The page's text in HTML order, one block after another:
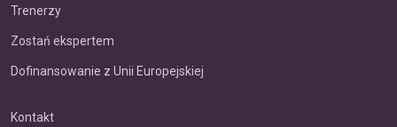
Trenerzy
Zostań ekspertem
Dofinansowanie z Unii Europejskiej
Kontakt